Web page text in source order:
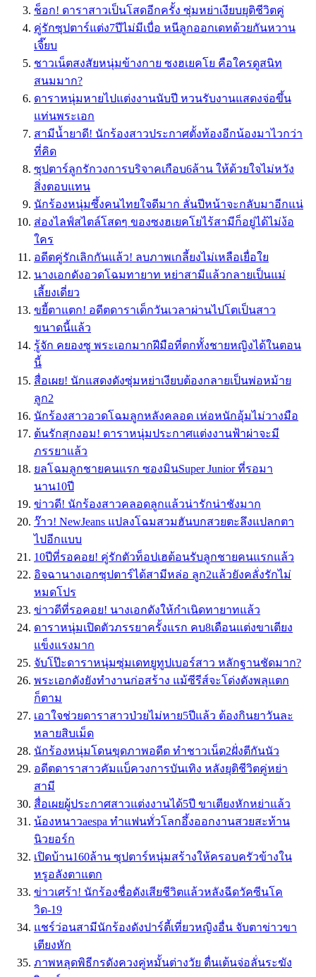
ช็อก! ดาราสาวเป็นโสดอีกครั้ง ซุ่มหย่าเงียบยุติชีวิตคู่
คู่รักซุปตาร์แต่ง7ปีไม่มีเบื่อ หนีลูกออกเดทด้วยกันหวาน
เจี๊ยบ
ชาวเน็ตสงสัยหนุ่มข้างกาย ซงฮเยคโย คือใครดูสนิท
สนมมาก?
ดาราหนุ่มหายไปแต่งงานนับปี หวนรับงานแสดงจ่อขึ้น
แท่นพระเอก
สามีน้ำยาดี! นักร้องสาวประกาศตั้งท้องอีกน้องมาไวกว่า
ที่คิด
ซุปตาร์ลูกรักวงการบริจาคเกือบ6ล้าน ให้ด้วยใจไม่หวัง
สิ่งตอบแทน
นักร้องหนุ่มซึ้งคนไทยใจดีมาก ลั่นปีหน้าจะกลับมาอีกแน่
ส่องไลฟ์สไตล์โสดๆ ของซงฮเยคโยไร้สามีก็อยู่ได้ไม่ง้อ
ใคร
อดีตคู่รักเลิกกันแล้ว! ลบภาพเกลี้ยงไม่เหลือเยื่อใย
นางเอกดังอวดโฉมทายาท หย่าสามีแล้วกลายเป็นแม่
เลี้ยงเดี่ยว
ขยี้ตาแตก! อดีตดาราเด็กวันเวลาผ่านไปโตเป็นสาว
ขนาดนี้แล้ว
รู้จัก คยองซู พระเอกมากฝีมือที่ตกทั้งชายหญิงได้ในตอน
นี้
สื่อเผย! นักแสดงดังซุ่มหย่าเงียบต้องกลายเป็นพ่อหม้าย
ลูก2
นักร้องสาวอวดโฉมลูกหลังคลอด เห่อหนักอุ้มไม่วางมือ
ต้นรักสุกงอม! ดาราหนุ่มประกาศแต่งงานฟ้าผ่าจะมี
ภรรยาแล้ว
ยลโฉมลูกชายคนแรก ซองมินSuper Junior ที่รอมา
นาน10ปี
ข่าวดี! นักร้องสาวคลอดลูกแล้วน่ารักน่าชังมาก
ว๊าว! NewJeans แปลงโฉมสวมฮันบกสวยตะลึงแปลกตา
ไปอีกแบบ
10ปีที่รอคอย! คู่รักตัวท็อปเฮต้อนรับลูกชายคนแรกแล้ว
อิจฉานางเอกซุปตาร์ได้สามีหล่อ ลูก2แล้วยังคลั่งรักไม่
หมดโปร
ข่าวดีที่รอคอย! นางเอกดังให้กำเนิดทายาทแล้ว
ดาราหนุ่มเปิดตัวภรรยาครั้งแรก คบ8เดือนแต่งขาเตียง
แข็งแรงมาก
จับโป๊ะดาราหนุ่มซุ่มเดทยูทูปเบอร์สาว หลักฐานชัดมาก?
พระเอกดังยังทำงานก่อสร้าง แม้ซีรีส์จะโด่งดังพลุแตก
ก็ตาม
เอาใจช่วยดาราสาวป่วยไม่หาย5ปีแล้ว ต้องกินยาวันละ
หลายสิบเม็ด
นักร้องหนุ่มโดนขุดภาพอดีต ทำชาวเน็ต2ฝั่งตีกันนัว
อดีตดาราสาวคัมแบ็ควงการบันเทิง หลังยุติชีวิตคู่หย่า
สามี
สื่อเผยผู้ประกาศสาวแต่งงานได้5ปี ขาเตียงหักหย่าแล้ว
น้องหนาวaespa ทำแฟนทั่วโลกอึ้งออกงานสวยสะท้าน
นิวยอร์ก
เปิดบ้าน160ล้าน ซุปตาร์หนุ่มสร้างให้ครอบครัวข้างใน
หรูอลังตาแตก
ข่าวเศร้า! นักร้องชื่อดังเสียชีวิตแล้วหลังฉีดวัคซีนโค
วิด-19
แชร์ว่อนสามีนักร้องดังปาร์ตี้เที่ยวหญิงอื่น จับตาข่าวขา
เตียงหัก
ภาพหลุดพิธีกรดังควงคู่หมั้นต่างวัย ตื่นเต้นจ่อลั่นระฆัง